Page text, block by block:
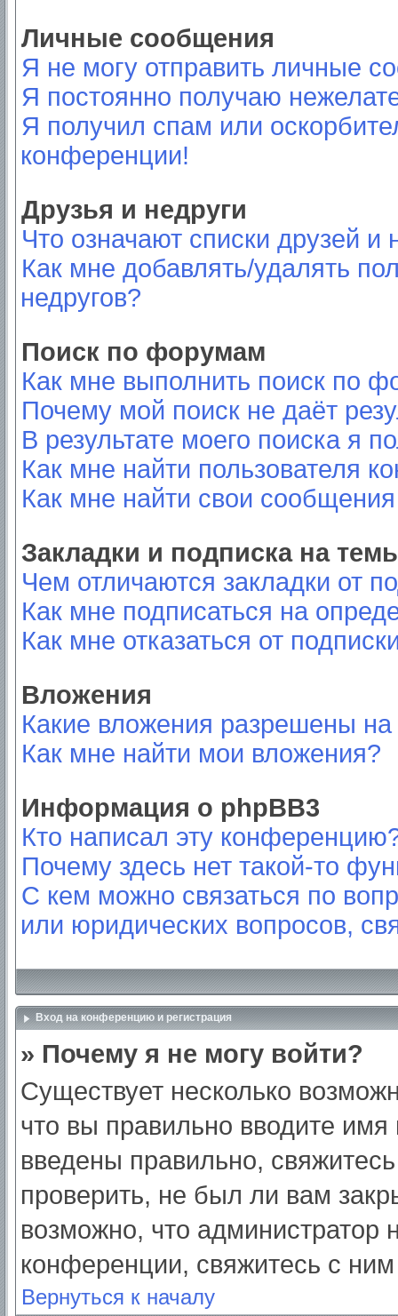
Личные сообщения
Я не могу отправить личные
Я постоянно получаю
Я получил спам или
конференции!
Друзья и недруги
Что означают списки друзей и
Как мне добавлять/удалять
недругов?
Поиск по форумам
Как мне выполнить поиск по
Почему мой поиск не даёт
В результате моего поиска я
Как мне найти пользователя
Как мне найти свои
Закладки и подписка на
Чем отличаются закладки от
Как мне подписаться на
Как мне отказаться от
Вложения
Какие вложения разрешены
Как мне найти мои вложения?
Информация о phpBB3
Кто написал эту
Почему здесь нет такой-то
С кем можно связаться по
или юридических вопросов,
Вход на конференцию и регистрация
» Почему я не могу войти?
Существует несколько
что вы правильно вводите
введены правильно,
проверить, не был ли вам
возможно, что администратор
конференции, свяжитесь с
Вернуться к началу